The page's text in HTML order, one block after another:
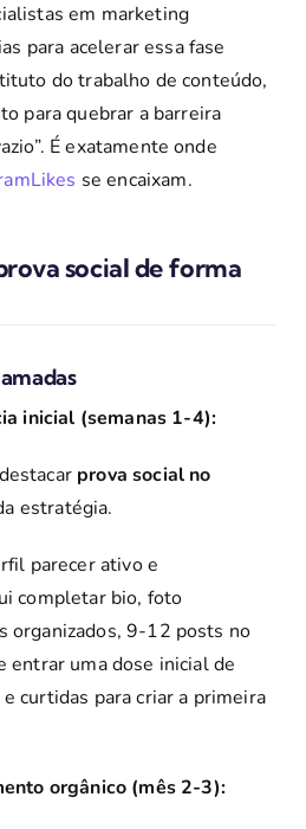
em marketing
para acelerar essa fase
do trabalho de conteúdo,
para quebrar a barreira
É exatamente onde
se encaixam.
social de forma
inicial (semanas 1-4):
prova social no
estratégia.
parecer ativo e
completar bio, foto
organizados, 9-12 posts no
entrar uma dose inicial de
curtidas para criar a primeira
orgânico (mês 2-3):